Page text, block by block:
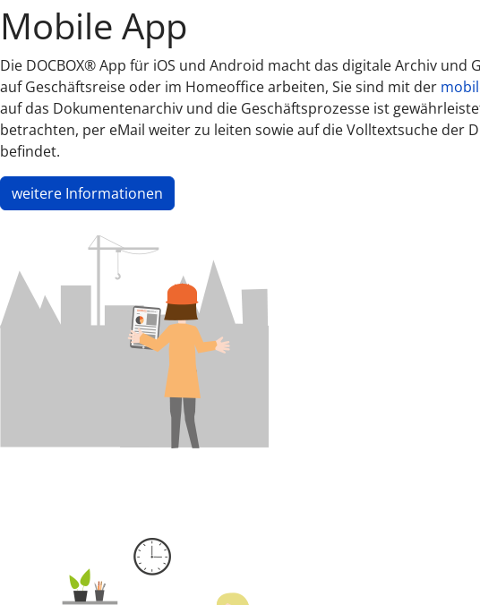
Mobile App
Die DOCBOX® App für iOS und Android macht das digitale Archiv und
auf Geschäftsreise oder im Homeoffice arbeiten, Sie sind mit der
auf das Dokumentenarchiv und die Geschäftsprozesse ist
betrachten, per eMail weiter zu leiten sowie auf die Volltextsuche der
befindet.
weitere Informationen